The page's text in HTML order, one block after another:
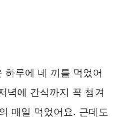
하루에 네 끼를 먹었어
녁에 간식까지 꼭 챙겨
매일 먹었어요. 근데도